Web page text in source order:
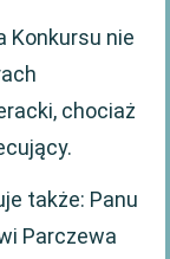
Konkursu nie
chociaż
także: Panu
Parczewa